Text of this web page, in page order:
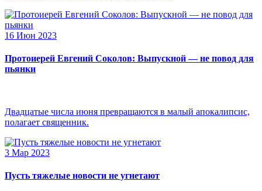
16 Июн 2023
Протоиерей Евгений Соколов: Выпускной — не повод для
пьянки
Двадцатые числа июня превращаются в малый апокалипсис,
полагает священник.
3 Мар 2023
Пусть тяжелые новости не угнетают